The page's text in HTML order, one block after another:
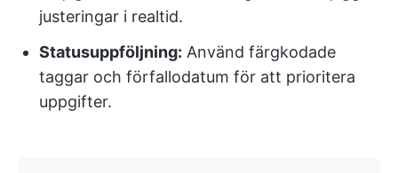
justeringar i realtid.
Statusuppföljning: Använd färgkodade
taggar och förfallodatum för att prioritera
uppgifter.